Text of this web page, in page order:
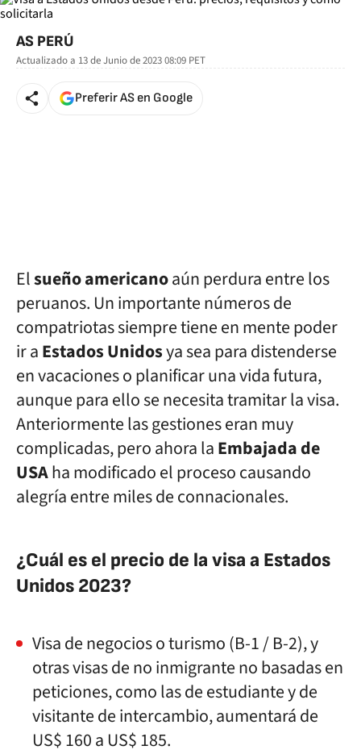
AS PERÚ
Actualizado a 13 de Junio de 2023 08:09 PET
Preferir AS en Google
Elsueño americanoaún perdura entre los
peruanos. Un importante números de
compatriotas siempre tiene en mente poder
ir aEstados Unidosya sea para distenderse
en vacaciones o planificar una vida futura,
aunque para ello se necesita tramitar la visa.
Anteriormente las gestiones eran muy
complicadas, pero ahora laEmbajada de
USAha modificado el proceso causando
alegría entre miles de connacionales.
¿Cuál es el precio de la visa a Estados
Unidos 2023?
Visa de negocios o turismo (B-1 / B-2), y
otras visas de no inmigrante no basadas en
peticiones, como las de estudiante y de
visitante de intercambio, aumentará de
US$ 160 a US$ 185.